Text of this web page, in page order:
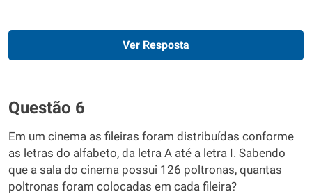
Ver Resposta
Questão 6
Em um cinema as fileiras foram distribuídas conforme
as letras do alfabeto, da letra A até a letra I. Sabendo
que a sala do cinema possui 126 poltronas, quantas
poltronas foram colocadas em cada fileira?